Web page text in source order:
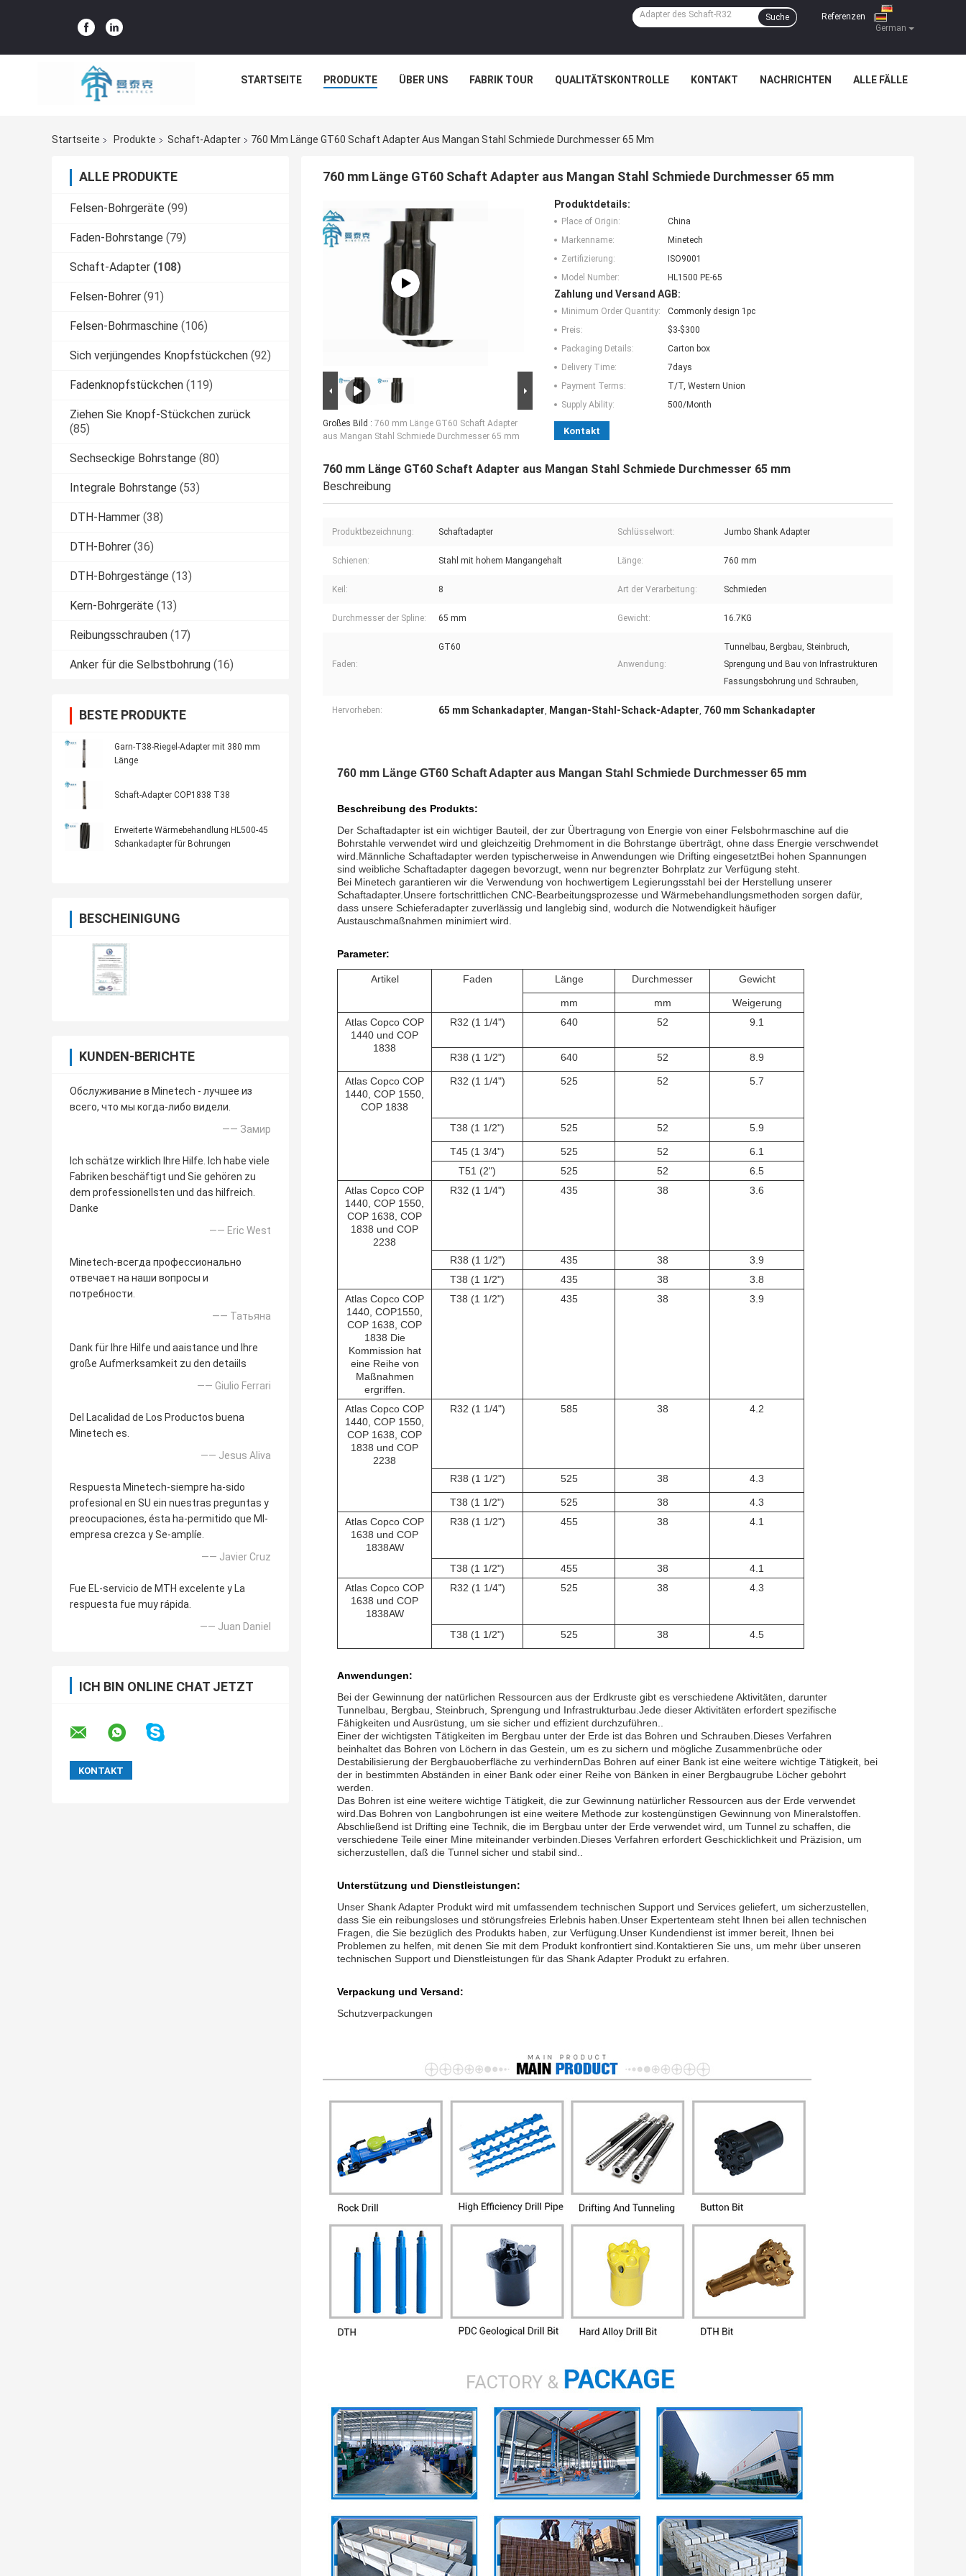
German
Referenzen
Suche
STARTSEITE PRODUKTE ÜBER UNS FABRIK TOUR QUALITÄTSKONTROLLE KONTAKT NACHRICHTEN ALLE FÄLLE
Startseite Produkte Schaft-Adapter 760 Mm Länge GT60 Schaft Adapter Aus Mangan Stahl Schmiede Durchmesser 65 Mm
ALLE PRODUKTE
Felsen-Bohrgeräte (99)
Faden-Bohrstange (79)
Schaft-Adapter (108)
Felsen-Bohrer (91)
Felsen-Bohrmaschine (106)
Sich verjüngendes Knopfstückchen (92)
Fadenknopfstückchen (119)
Ziehen Sie Knopf-Stückchen zurück
(85)
Sechseckige Bohrstange (80)
Integrale Bohrstange (53)
DTH-Hammer (38)
DTH-Bohrer (36)
DTH-Bohrgestänge (13)
Kern-Bohrgeräte (13)
Reibungsschrauben (17)
Anker für die Selbstbohrung (16)
BESTE PRODUKTE
Garn-T38-Riegel-Adapter mit 380 mm
Länge
Schaft-Adapter COP1838 T38
Erweiterte Wärmebehandlung HL500-45
Schankadapter für Bohrungen
BESCHEINIGUNG
KUNDEN-BERICHTE
Обслуживание в Minetech - лучшее из
всего, что мы когда-либо видели.
—— Замир
Ich schätze wirklich Ihre Hilfe. Ich habe viele
Fabriken beschäftigt und Sie gehören zu
dem professionellsten und das hilfreich.
Danke
—— Eric West
Minetech-всегда профессионально
отвечает на наши вопросы и
потребности.
—— Татьяна
Dank für Ihre Hilfe und aaistance und Ihre
große Aufmerksamkeit zu den detaiils
—— Giulio Ferrari
Del Lacalidad de Los Productos buena
Minetech es.
—— Jesus Aliva
Respuesta Minetech-siempre ha-sido
profesional en SU ein nuestras preguntas y
preocupaciones, ésta ha-permitido que MI-
empresa crezca y Se-amplíe.
—— Javier Cruz
Fue EL-servicio de MTH excelente y La
respuesta fue muy rápida.
—— Juan Daniel
ICH BIN ONLINE CHAT JETZT
760 mm Länge GT60 Schaft Adapter aus Mangan Stahl Schmiede Durchmesser 65 mm
Großes Bild : 760 mm Länge GT60 Schaft Adapter
aus Mangan Stahl Schmiede Durchmesser 65 mm
Produktdetails:
Place of Origin:
China
Markenname:
Minetech
Zertifizierung:
ISO9001
Model Number:
HL1500 PE-65
Zahlung und Versand AGB:
Minimum Order Quantity:
Commonly design 1pc
Preis:
$3-$300
Packaging Details:
Carton box
Delivery Time:
7days
Payment Terms:
T/T, Western Union
Supply Ability:
500/Month
Kontakt
760 mm Länge GT60 Schaft Adapter aus Mangan Stahl Schmiede Durchmesser 65 mm
Beschreibung
Produktbezeichnung: Schaftadapter Schlüsselwort: Jumbo Shank Adapter
Schienen: Stahl mit hohem Mangangehalt Länge: 760 mm
Keil: 8 Art der Verarbeitung: Schmieden
Durchmesser der Spline: 65 mm Gewicht: 16.7KG
Faden:
GT60
Anwendung:
Tunnelbau, Bergbau, Steinbruch,
Sprengung und Bau von Infrastrukturen
Fassungsbohrung und Schrauben,
Hervorheben: 65 mm Schankadapter, Mangan-Stahl-Schack-Adapter, 760 mm Schankadapter
760 mm Länge GT60 Schaft Adapter aus Mangan Stahl Schmiede Durchmesser 65 mm
Beschreibung des Produkts:
Der Schaftadapter ist ein wichtiger Bauteil, der zur Übertragung von Energie von einer Felsbohrmaschine auf die
Bohrstahle verwendet wird und gleichzeitig Drehmoment in die Bohrstange überträgt, ohne dass Energie verschwendet
wird.Männliche Schaftadapter werden typischerweise in Anwendungen wie Drifting eingesetztBei hohen Spannungen
sind weibliche Schaftadapter dagegen bevorzugt, wenn nur begrenzter Bohrplatz zur Verfügung steht.
Bei Minetech garantieren wir die Verwendung von hochwertigem Legierungsstahl bei der Herstellung unserer
Schaftadapter.Unsere fortschrittlichen CNC-Bearbeitungsprozesse und Wärmebehandlungsmethoden sorgen dafür,
dass unsere Schieferadapter zuverlässig und langlebig sind, wodurch die Notwendigkeit häufiger
Austauschmaßnahmen minimiert wird.
Parameter:
Artikel Faden Länge Durchmesser Gewicht
mm mm
Weigerung
Atlas Copco COP
1440 und COP
1838
R32 (1 1/4") 640 52 9.1
R38 (1 1/2") 640 52 8.9
Atlas Copco COP
1440, COP 1550,
COP 1838
R32 (1 1/4") 525 52 5.7
T38 (1 1/2") 525 52 5.9
T45 (1 3/4") 525 52
6.1
T51 (2")
525 52
6.5
Atlas Copco COP
1440, COP 1550,
COP 1638, COP
1838 und COP
2238
R32 (1 1/4") 435 38 3.6
R38 (1 1/2") 435 38
3.9
T38 (1 1/2")
435 38
3.8
Atlas Copco COP
1440, COP1550,
COP 1638, COP
1838 Die
Kommission hat
eine Reihe von
Maßnahmen
ergriffen.
T38 (1 1/2") 435 38 3.9
Atlas Copco COP
1440, COP 1550,
COP 1638, COP
1838 und COP
2238
R32 (1 1/4") 585 38 4.2
R38 (1 1/2") 525 38 4.3
T38 (1 1/2") 525 38
4.3
Atlas Copco COP
1638 und COP
1838AW
R38 (1 1/2") 455 38 4.1
T38 (1 1/2") 455 38
4.1
Atlas Copco COP
1638 und COP
1838AW
R32 (1 1/4") 525 38 4.3
T38 (1 1/2") 525 38 4.5
Anwendungen:
Bei der Gewinnung der natürlichen Ressourcen aus der Erdkruste gibt es verschiedene Aktivitäten, darunter
Tunnelbau, Bergbau, Steinbruch, Sprengung und Infrastrukturbau.Jede dieser Aktivitäten erfordert spezifische
Fähigkeiten und Ausrüstung, um sie sicher und effizient durchzuführen..
Einer der wichtigsten Tätigkeiten im Bergbau unter der Erde ist das Bohren und Schrauben.Dieses Verfahren
beinhaltet das Bohren von Löchern in das Gestein, um es zu sichern und mögliche Zusammenbrüche oder
Destabilisierung der Bergbauoberfläche zu verhindernDas Bohren auf einer Bank ist eine weitere wichtige Tätigkeit, bei
der in bestimmten Abständen in einer Bank oder einer Reihe von Bänken in einer Bergbaugrube Löcher gebohrt
werden.
Das Bohren ist eine weitere wichtige Tätigkeit, die zur Gewinnung natürlicher Ressourcen aus der Erde verwendet
wird.Das Bohren von Langbohrungen ist eine weitere Methode zur kostengünstigen Gewinnung von Mineralstoffen.
Abschließend ist Drifting eine Technik, die im Bergbau unter der Erde verwendet wird, um Tunnel zu schaffen, die
verschiedene Teile einer Mine miteinander verbinden.Dieses Verfahren erfordert Geschicklichkeit und Präzision, um
sicherzustellen, daß die Tunnel sicher und stabil sind..
Unterstützung und Dienstleistungen:
Unser Shank Adapter Produkt wird mit umfassendem technischen Support und Services geliefert, um sicherzustellen,
dass Sie ein reibungsloses und störungsfreies Erlebnis haben.Unser Expertenteam steht Ihnen bei allen technischen
Fragen, die Sie bezüglich des Produkts haben, zur Verfügung.Unser Kundendienst ist immer bereit, Ihnen bei
Problemen zu helfen, mit denen Sie mit dem Produkt konfrontiert sind.Kontaktieren Sie uns, um mehr über unseren
technischen Support und Dienstleistungen für das Shank Adapter Produkt zu erfahren.
Verpackung und Versand:
Schutzverpackungen